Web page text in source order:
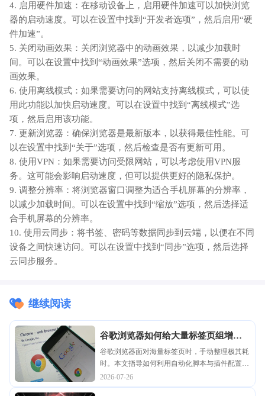
4. 启用硬件加速：在移动设备上，启用硬件加速可以加快浏览
器的启动速度。可以在设置中找到“开发者选项”，然后启用“硬
件加速”。
5. 关闭动画效果：关闭浏览器中的动画效果，以减少加载时
间。可以在设置中找到“动画效果”选项，然后关闭不需要的动
画效果。
6. 使用离线模式：如果需要访问的网站支持离线模式，可以使
用此功能以加快启动速度。可以在设置中找到“离线模式”选
项，然后启用该功能。
7. 更新浏览器：确保浏览器是最新版本，以获得最佳性能。可
以在设置中找到“关于”选项，然后检查是否有更新可用。
8. 使用VPN：如果需要访问受限网站，可以考虑使用VPN服
务。这可能会影响启动速度，但可以提供更好的隐私保护。
9. 调整分辨率：将浏览器窗口调整为适合手机屏幕的分辨率，
以减少加载时间。可以在设置中找到“缩放”选项，然后选择适
合手机屏幕的分辨率。
10. 使用云同步：将书签、密码等数据同步到云端，以便在不同
设备之间快速访问。可以在设置中找到“同步”选项，然后选择
云同步服务。
继续阅读
谷歌浏览器如何给大量标签页组增加
自动合并管理规则
谷歌浏览器面对海量标签页时，手动整理极其耗
时。本文指导如何利用自动化脚本与插件配置智
能合并规则，根据标签所属域名或打开频率自动
完成分组归档，极大优化浏览器界面布局，提升
2026-07-26